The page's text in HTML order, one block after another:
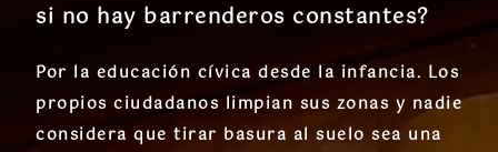
si no hay barrenderos constantes?
Por la educación cívica desde la infancia. Los
propios ciudadanos limpian sus zonas y nadie
considera que tirar basura al suelo sea una